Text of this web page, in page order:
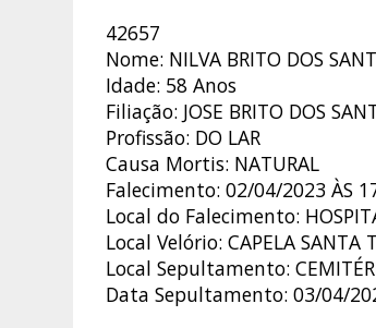
42657
Nome: NILVA BRITO DOS
Idade: 58 Anos
Filiação: JOSE BRITO DOS
Profissão: DO LAR
Causa Mortis: NATURAL
Falecimento: 02/04/2023 ÀS
Local do Falecimento:
Local Velório: CAPELA SANTA
Local Sepultamento:
Data Sepultamento: 03/04/